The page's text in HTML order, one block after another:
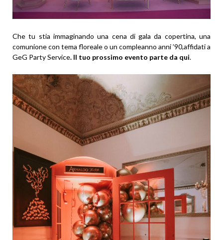
Che tu stia immaginando una cena di gala da copertina, una
comunione con tema floreale o un compleanno anni ’90,affidati a
GeG Party Service. Il tuo prossimo evento parte da qui.